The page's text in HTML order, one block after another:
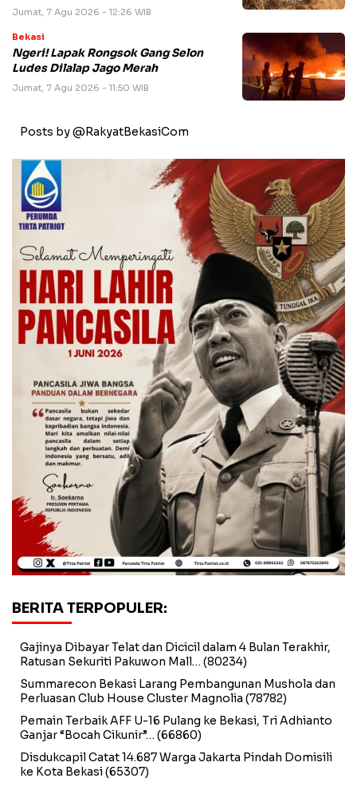
Jumat, 7 Agu 2026 - 12:26 WIB
Bekasi
Ngeri! Lapak Rongsok Gang Selon
Ludes Dilalap Jago Merah
Jumat, 7 Agu 2026 - 11:50 WIB
Posts by @RakyatBekasiCom
BERITA TERPOPULER:
Gajinya Dibayar Telat dan Dicicil dalam 4 Bulan Terakhir,
Ratusan Sekuriti Pakuwon Mall… (80234)
Summarecon Bekasi Larang Pembangunan Mushola dan
Perluasan Club House Cluster Magnolia (78782)
Pemain Terbaik AFF U-16 Pulang ke Bekasi, Tri Adhianto
Ganjar “Bocah Cikunir”… (66860)
Disdukcapil Catat 14.687 Warga Jakarta Pindah Domisili
ke Kota Bekasi(65307)